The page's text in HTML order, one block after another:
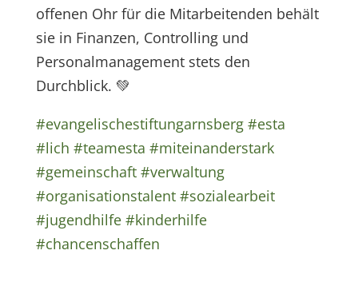
offenen Ohr für die Mitarbeitenden behält
sie in Finanzen, Controlling und
Personalmanagement stets den
Durchblick. 💚
#evangelischestiftungarnsberg #esta
#lich #teamesta #miteinanderstark
#gemeinschaft #verwaltung
#organisationstalent #sozialearbeit
#jugendhilfe #kinderhilfe
#chancenschaffen